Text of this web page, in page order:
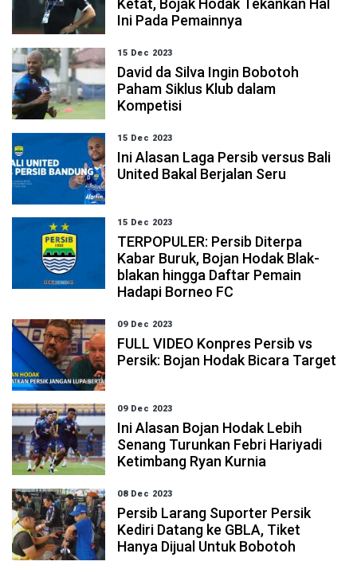
Ketat, Bojak Hodak Tekankan Hal
Ini Pada Pemainnya
15 Dec 2023
David da Silva Ingin Bobotoh
Paham Siklus Klub dalam
Kompetisi
15 Dec 2023
Ini Alasan Laga Persib versus Bali
United Bakal Berjalan Seru
15 Dec 2023
TERPOPULER: Persib Diterpa
Kabar Buruk, Bojan Hodak Blak-
blakan hingga Daftar Pemain
Hadapi Borneo FC
09 Dec 2023
FULL VIDEO Konpres Persib vs
Persik: Bojan Hodak Bicara Target
09 Dec 2023
Ini Alasan Bojan Hodak Lebih
Senang Turunkan Febri Hariyadi
Ketimbang Ryan Kurnia
08 Dec 2023
Persib Larang Suporter Persik
Kediri Datang ke GBLA, Tiket
Hanya Dijual Untuk Bobotoh